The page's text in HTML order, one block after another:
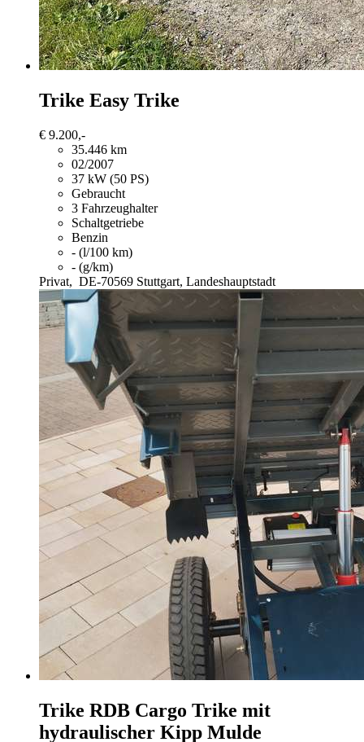
Trike Easy Trike
€ 9.200,-
35.446 km
02/2007
37 kW (50 PS)
Gebraucht
3 Fahrzeughalter
Schaltgetriebe
Benzin
- (l/100 km)
- (g/km)
Privat, DE-70569 Stuttgart, Landeshauptstadt
Trike RDB Cargo Trike mit
hydraulischer Kipp Mulde